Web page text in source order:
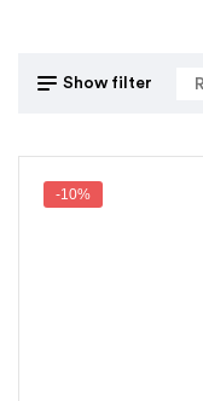
Show filter
-10%